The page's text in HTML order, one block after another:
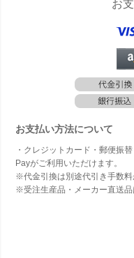
お
お支払い方法について
・クレジットカード・郵便振
Payがご利用いただけます。
※代金引換は別途代引き手数料
※受注生産品・メーカー直送品